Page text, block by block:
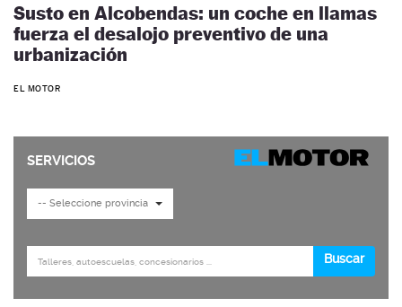
Susto en Alcobendas: un coche en llamas
fuerza el desalojo preventivo de una
urbanización
EL MOTOR